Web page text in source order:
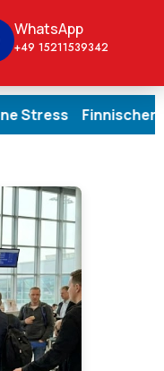
WhatsApp
+49 15211539342
Pass für